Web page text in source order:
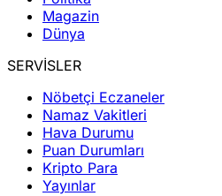
Magazin
Dünya
SERVİSLER
Nöbetçi Eczaneler
Namaz Vakitleri
Hava Durumu
Puan Durumları
Kripto Para
Yayınlar